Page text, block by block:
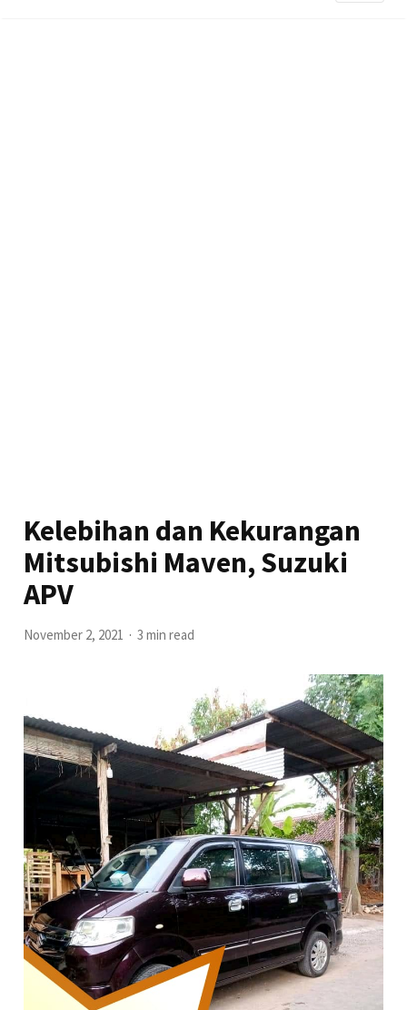
Kelebihan dan Kekurangan
Mitsubishi Maven, Suzuki
APV
November 2, 2021 3 min read